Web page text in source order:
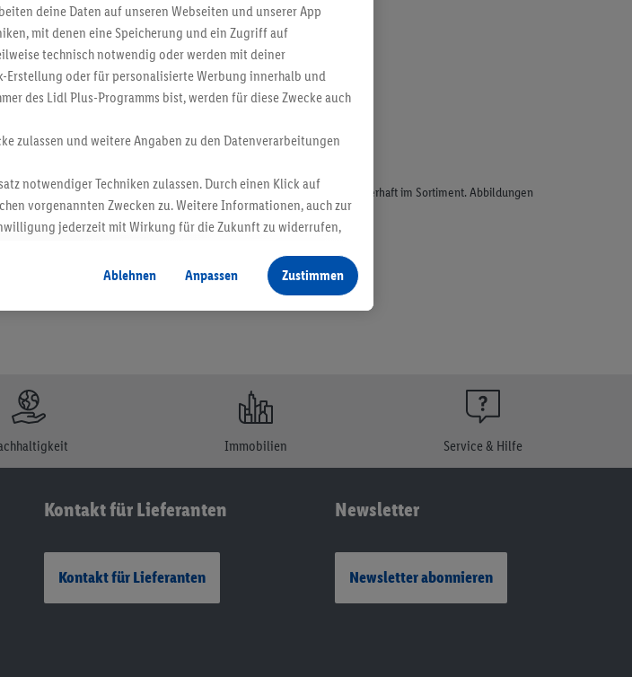
beworbenen Produkte, vor allem NonFood-Produkte, sind nicht alle dauerhaft im Sortiment. Abbildungen
Immobilien Service & Hilfe
Kontakt für Lieferanten
Kontakt für Lieferanten
Newsletter
Newsletter abonnieren
deine Daten auf unseren Webseiten und unserer App
mit denen eine Speicherung und ein Zugriff auf
technisch notwendig oder werden mit deiner
oder für personalisierte Werbung innerhalb und
des Lidl Plus-Programms bist, werden für diese Zwecke auch
zulassen und weitere Angaben zu den Datenverarbeitungen
notwendiger Techniken zulassen. Durch einen Klick auf
vorgenannten Zwecken zu. Weitere Informationen, auch zur
jederzeit mit Wirkung für die Zukunft zu widerrufen,
Ablehnen
Anpassen Zustimmen